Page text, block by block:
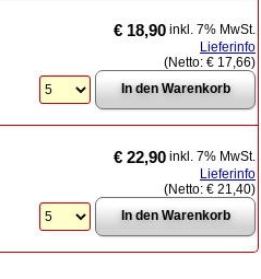
€ 18,90 inkl. 7% MwSt.
Lieferinfo
(Netto: € 17,66)
€ 22,90 inkl. 7% MwSt.
Lieferinfo
(Netto: € 21,40)